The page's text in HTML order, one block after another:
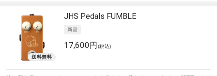
JHS Pedals FUMBLE
17,600円 (税込)